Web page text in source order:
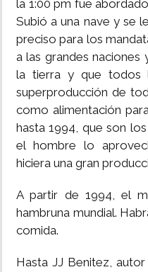
la 1:00 pm fue
Subió a una nave y se
preciso para los
a las grandes naciones
la tierra y que todos
superproducción de
como alimentación
hasta 1994, que son
el hombre lo
hiciera una gran
A partir de 1994, el
hambruna mundial.
comida.
Hasta JJ Benitez,